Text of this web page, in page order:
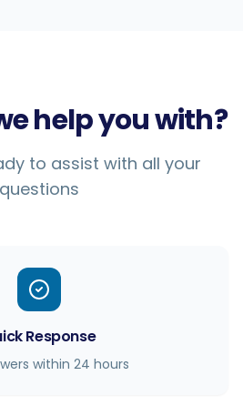
help you with?
to assist with all your
questions
Response
within 24 hours